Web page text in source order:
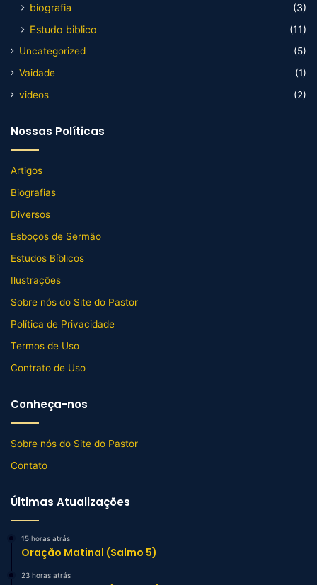
biografia
(3)
Estudo biblico
(11)
Uncategorized
(5)
Vaidade
(1)
videos
(2)
Nossas Políticas
Artigos
Biografias
Diversos
Esboços de Sermão
Estudos Bíblicos
Ilustrações
Sobre nós do Site do Pastor
Política de Privacidade
Termos de Uso
Contrato de Uso
Conheça-nos
Sobre nós do Site do Pastor
Contato
Últimas Atualizações
15 horas atrás
Oração Matinal (Salmo 5)
23 horas atrás